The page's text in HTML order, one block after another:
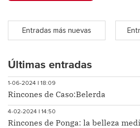
Entradas más nuevas
Últimas entradas
1-06-2024 | 18:09
Rincones de Caso:Belerda
4-02-2024 | 14:50
Rincones de Ponga: la belleza